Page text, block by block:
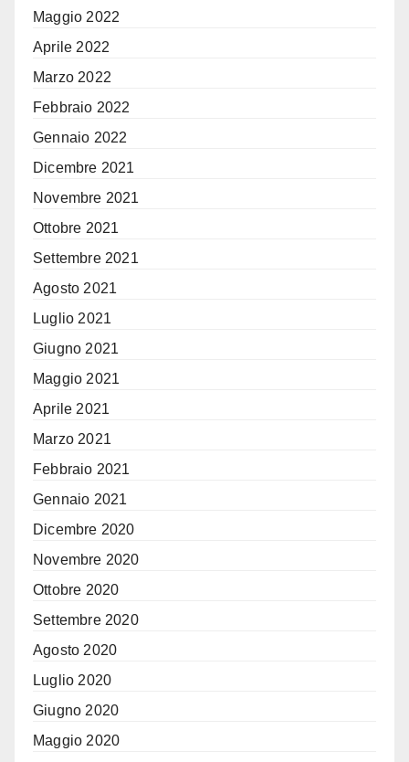
Maggio 2022
Aprile 2022
Marzo 2022
Febbraio 2022
Gennaio 2022
Dicembre 2021
Novembre 2021
Ottobre 2021
Settembre 2021
Agosto 2021
Luglio 2021
Giugno 2021
Maggio 2021
Aprile 2021
Marzo 2021
Febbraio 2021
Gennaio 2021
Dicembre 2020
Novembre 2020
Ottobre 2020
Settembre 2020
Agosto 2020
Luglio 2020
Giugno 2020
Maggio 2020